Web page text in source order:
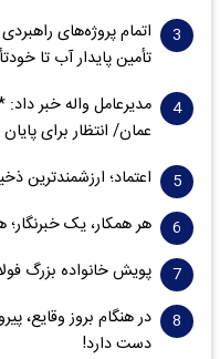
تأمین پایدار آب تا
مدیرعامل واله خبر
عمان/ انتظار برای
اعتماد؛ ارزشمندترین
هر همکار، یک
پویش خانواده بزرگ
در هنگام بروز وقایع،
دست دارد!